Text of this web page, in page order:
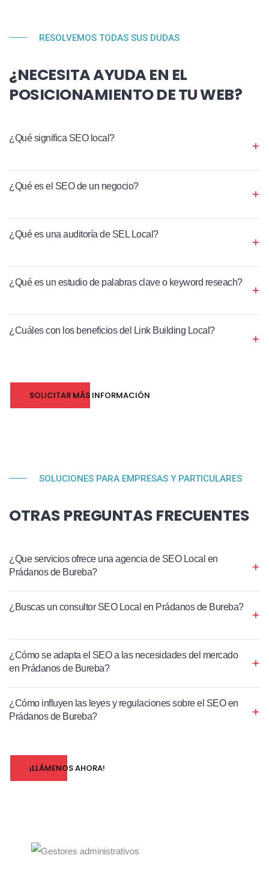
RESOLVEMOS TODAS SUS DUDAS
¿NECESITA AYUDA EN EL
POSICIONAMIENTO DE TU WEB?
¿Qué significa SEO local?
¿Qué es el SEO de un negocio?
¿Qué es una auditoría de SEL Local?
¿Qué es un estudio de palabras clave o keyword reseach?
¿Cuáles con los beneficios del Link Building Local?
SOLICITAR MÁS INFORMACIÓN
SOLUCIONES PARA EMPRESAS Y PARTICULARES
OTRAS PREGUNTAS FRECUENTES
¿Que servicios ofrece una agencia de SEO Local en
Prádanos de Bureba?
¿Buscas un consultor SEO Local en Prádanos de Bureba?
¿Cómo se adapta el SEO a las necesidades del mercado
en Prádanos de Bureba?
¿Cómo influyen las leyes y regulaciones sobre el SEO en
Prádanos de Bureba?
¡LLÁMENOS AHORA!